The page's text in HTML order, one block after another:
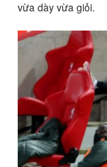
vừa dày vừa giỏi.